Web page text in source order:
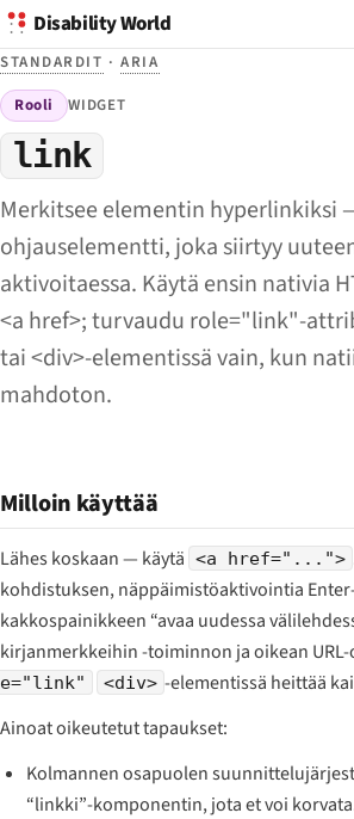
Disability World
STANDARDIT ·ARIA
Rooli WIDGET
link
Merkitsee elementin hyperlinkiksi
ohjauselementti, joka siirtyy
aktivoitaessa. Käytä ensin nativia
<a href>; turvaudu role="link"-
tai <div>-elementissä vain, kun
mahdoton.
Milloin käyttää
Lähes koskaan — käytä <a href="...">
kohdistuksen, näppäimistöaktivointia
kakkospainikkeen “avaa uudessa
kirjanmerkkeihin -toiminnon ja oikean
e="link" <div> -elementissä heittää
Ainoat oikeutetut tapaukset:
Kolmannen osapuolen
“linkki”-komponentin, jota et voi